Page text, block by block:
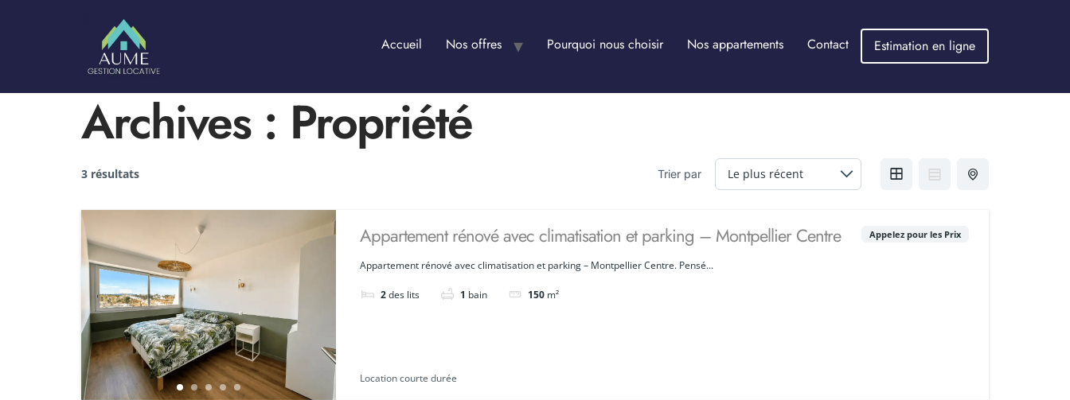
Accueil Nos offres Pourquoi nous choisir Nos appartements Contact Estimation en ligne
Archives : Propriété
3 résultats Trier par
Appartement rénové avec climatisation et parking – Montpellier Centre
Appartement rénové avec climatisation et parking – Montpellier Centre. Pensé...
2des lits 1 bain 150 m²
Appelez pour les Prix
Location courte durée